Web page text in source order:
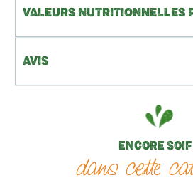
ENCORE SOIF
dans cette
VALEURS NUTRITIONNELLES
AVIS